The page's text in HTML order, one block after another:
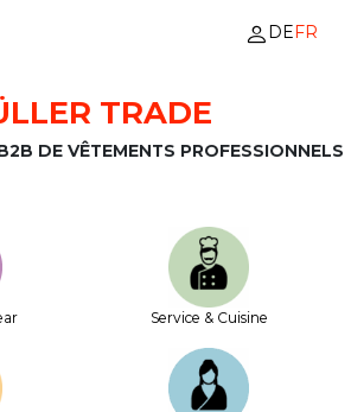
DEFR
TRADE
DE VÊTEMENTS PROFESSIONNELS
Service & Cuisine